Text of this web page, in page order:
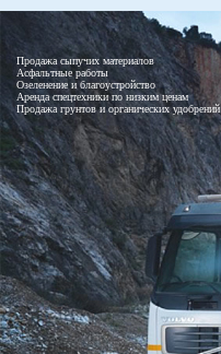
Продажа сыпучих материалов
Асфальтные работы
Озеленение и благоустройство
Аренда спецтехники по низким ценам
Продажа грунтов и органических удобрений